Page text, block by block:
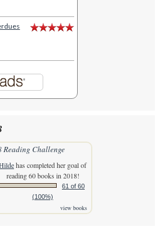
Reading Challenge
has completed her goal of
reading 60 books in 2018!
61 of 60
(100%)
view books